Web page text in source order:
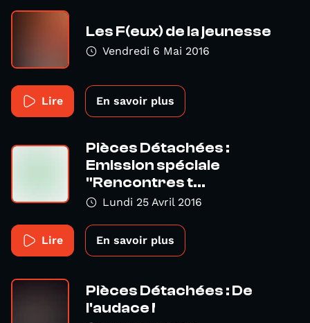
Les F(eux) de la jeunesse
Vendredi 6 Mai 2016
Lire En savoir plus
Pièces Détachées :
Emission spéciale
"Rencontres t...
Lundi 25 Avril 2016
Lire En savoir plus
Pièces Détachées : De
l'audace !